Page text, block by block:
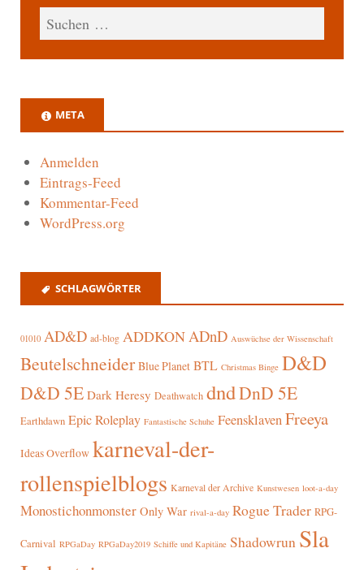
META
Anmelden
Eintrags-Feed
Kommentar-Feed
WordPress.org
SCHLAGWÖRTER
01010 AD&D ad-blog ADDKONADnD Auswüchse der Wissenschaft
Beutelschneider Blue Planet BTL Christmas Binge D&D
D&D 5E Dark Heresy Deathwatch dndDnD 5E
Earthdawn Epic Roleplay Fantastische Schuhe FeensklavenFreeya
Ideas Overflow karneval-der-
rollenspielblogs Karneval der Archive Kunstwesen loot-a-day
Monostichonmonster Only War rival-a-day Rogue Trader RPG-
Carnival RPGaDay RPGaDay2019 Schiffe und Kapitäne Shadowrun Sla